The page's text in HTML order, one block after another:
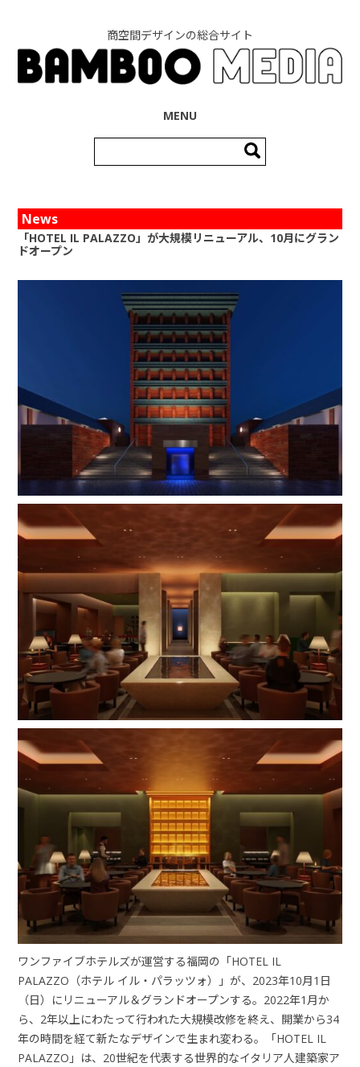
商空間デザインの総合サイト
MENU
索:
News
「HOTEL IL PALAZZO」が大規模リニューアル、10月にグラン
ドオープン
ワンファイブホテルズが運営する福岡の「HOTEL IL
PALAZZO（ホテル イル・パラッツォ）」が、2023年10月1日
（日）にリニューアル＆グランドオープンする。2022年1月か
ら、2年以上にわたって行われた大規模改修を終え、開業から34
年の時間を経て新たなデザインで生まれ変わる。「HOTEL IL
PALAZZO」は、20世紀を代表する世界的なイタリア人建築家ア